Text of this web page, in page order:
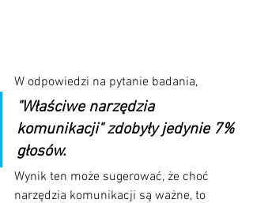
W odpowiedzi na pytanie badania,
"Właściwe narzędzia
komunikacji" zdobyły jedynie 7%
głosów.
Wynik ten może sugerować, że choć
narzędzia komunikacji są ważne, to